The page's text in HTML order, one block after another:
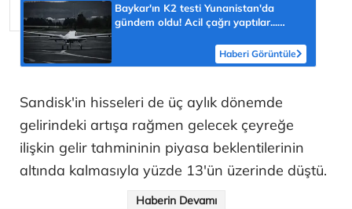
Baykar'ın K2 testi Yunanistan'da
gündem oldu! Acil çağrı yaptılar...
Haberi Görüntüle
Sandisk'in hisseleri de üç aylık dönemde
gelirindeki artışa rağmen gelecek çeyreğe
ilişkin gelir tahmininin piyasa beklentilerinin
altında kalmasıyla yüzde 13'ün üzerinde düştü.
Haberin Devamı